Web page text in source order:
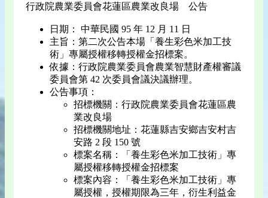
行政院農業委員會花蓮區農業改良場 公告
日期： 中華民國 95 年 12 月 11 日
主旨：第二次公告本場「養生彩色米加工技
術」專屬授權移轉授權金招標案。
依據：行政院農業委員會農業智慧財產權審議
委員會第 42 次委員會議決議辦理。
公告事項：
招標機關：行政院農業委員會花蓮區農
業改良場
招標機關地址：花蓮縣吉安鄉吉安村吉
安路 2 段 150 號
標案名稱：「養生彩色米加工技術」專
屬授權移轉授權金招標案
標案內容：「養生彩色米加工技術」專
屬授權，授權期限為三年，衍生利益金